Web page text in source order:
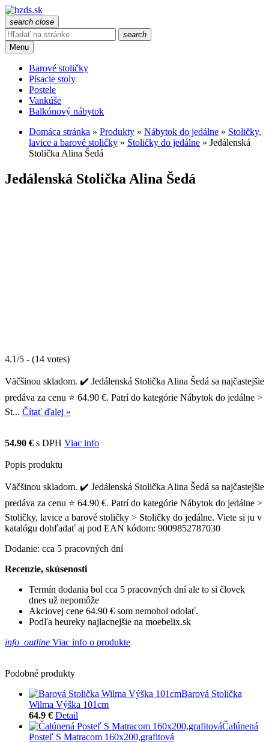
search close
search
Menu
Barové stoličky
Písacie stoly
Postele
Vankúše
Balkónový nábytok
Domáca stránka » Produkty » Nábytok do jedálne » Stoličky,
lavice a barové stoličky » Stoličky do jedálne » Jedálenská
Stolička Alina Šedá
Jedálenská Stolička Alina Šedá
4.1/5 - (14 votes)
Väčšinou skladom. ✔️ Jedálenská Stolička Alina Šedá sa najčastejšie
predáva za cenu ⭐ 64.90 €. Patrí do kategórie Nábytok do jedálne >
St... Čítať ďalej »
54.90 € s DPH Viac info
Popis produktu
Väčšinou skladom. ✔️ Jedálenská Stolička Alina Šedá sa najčastejšie
predáva za cenu ⭐ 64.90 €. Patrí do kategórie Nábytok do jedálne >
Stoličky, lavice a barové stoličky > Stoličky do jedálne. Viete si ju v
katalógu dohľadať aj pod EAN kódom: 9009852787030
Dodanie: cca 5 pracovných dní
Recenzie, skúsenosti
Termín dodania bol cca 5 pracovných dní ale to si človek
dnes už nepomôže
Akciovej cene 64.90 € som nemohol odolať.
Podľa heureky najlacnejšie na moebelix.sk
info_outline Viac info o produkte
Podobné produkty
Barová Stolička
Wilma Výška 101cm
64.9 € Detail
Čalúnená
Posteľ S Matracom 160x200,grafitová